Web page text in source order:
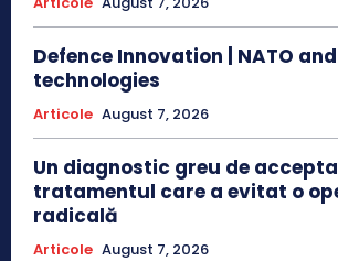
Defence Innovation | NATO
technologies
Articole August 7, 2026
Un diagnostic greu de
tratamentul care a evitat o
radicală
Articole August 7, 2026